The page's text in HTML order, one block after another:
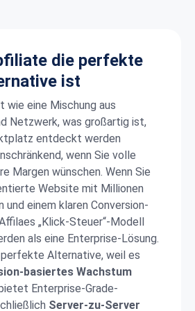
die perfekte
ist
eine Mischung aus
Netzwerk, was großartig ist,
entdeckt werden
wenn Sie volle
Margen wünschen. Wenn Sie
Website mit Millionen
und einem klaren Conversion-
„Klick-Steuer“-Modell
als eine Enterprise-Lösung.
Alternative, weil es
basiertes Wachstum
Enterprise-Grade-
Server-zu-Server